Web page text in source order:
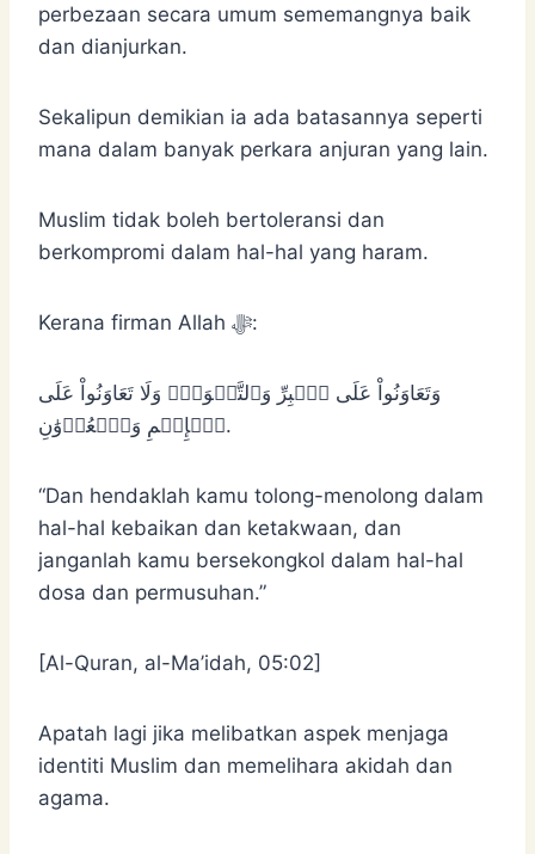
perbezaan secara umum sememangnya baik
dan dianjurkan.
Sekalipun demikian ia ada batasannya seperti
mana dalam banyak perkara anjuran yang lain.
Muslim tidak boleh bertoleransi dan
berkompromi dalam hal-hal yang haram.
Kerana firman Allah ﷻ:
وَتَعَاوَنُواْ عَلَى ٱلۡبِرِّ وَٱلتَّقۡوَىٰۖ وَلَا تَعَاوَنُواْ عَلَى
ٱلۡإِثۡمِ وَٱلۡعُدۡوَٰنِ.
“Dan hendaklah kamu tolong-menolong dalam
hal-hal kebaikan dan ketakwaan, dan
janganlah kamu bersekongkol dalam hal-hal
dosa dan permusuhan.”
[Al-Quran, al-Ma’idah, 05:02]
Apatah lagi jika melibatkan aspek menjaga
identiti Muslim dan memelihara akidah dan
agama.